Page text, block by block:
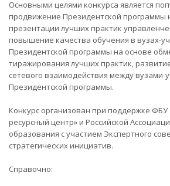
Основными целями конкурса является
продвижение Президентской программы
презентации лучших практик
повышение качества обучения в вузах-
Президентской программы на основе
тиражирования лучших практик,
сетевого взаимодействия между вузами-
Президентской программы.
Конкурс организован при поддержке
ресурсный центр» и Российской
образования с участием Экспертного
стратегических инициатив.
Справочно: